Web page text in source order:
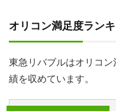
オリコン満足度ラン
東急リバブルはオリコ
績を収めています。